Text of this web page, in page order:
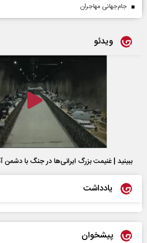
جام‌جهانی مهاجران
ویدئو
ببینید | غنیمت بزرگ ایرانی‌ها در جنگ با دشمن
یادداشت
پیشخوان